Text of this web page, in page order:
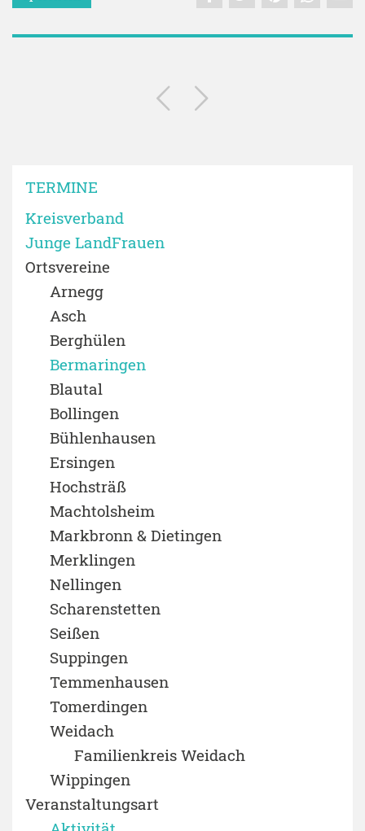
TERMINE
Kreisverband
Junge LandFrauen
Ortsvereine
Arnegg
Asch
Berghülen
Bermaringen
Blautal
Bollingen
Bühlenhausen
Ersingen
Hochsträß
Machtolsheim
Markbronn & Dietingen
Merklingen
Nellingen
Scharenstetten
Seißen
Suppingen
Temmenhausen
Tomerdingen
Weidach
Familienkreis Weidach
Wippingen
Veranstaltungsart